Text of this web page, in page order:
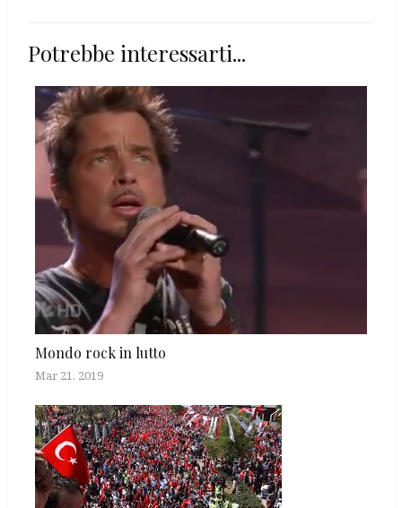
Potrebbe interessarti...
Mondo rock in lutto
Mar 21, 2019